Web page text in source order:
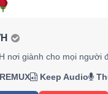
nơi giành cho mọi người
REMUX Keep Audio